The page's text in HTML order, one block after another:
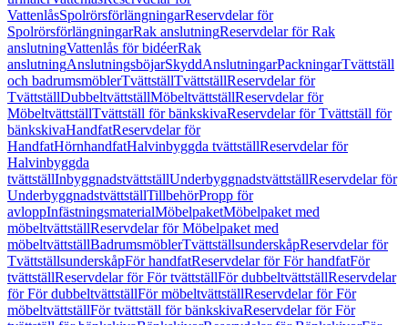
VattenlåsSpolrörsförlängningarReservdelar för
SpolrörsförlängningarRak anslutningReservdelar för Rak
anslutningVattenlås för bidéerRak
anslutningAnslutningsböjarSkyddAnslutningarPackningarTvättställ
och badrumsmöblerTvättställTvättställReservdelar för
TvättställDubbeltvättställMöbeltvättställReservdelar för
MöbeltvättställTvättställ för bänkskivaReservdelar för Tvättställ för
bänkskivaHandfatReservdelar för
HandfatHörnhandfatHalvinbyggda tvättställReservdelar för
Halvinbyggda
tvättställInbyggnadstvättställUnderbyggnadstvättställReservdelar för
UnderbyggnadstvättställTillbehörPropp för
avloppInfästningsmaterialMöbelpaketMöbelpaket med
möbeltvättställReservdelar för Möbelpaket med
möbeltvättställBadrumsmöblerTvättställsunderskåpReservdelar för
TvättställsunderskåpFör handfatReservdelar för För handfatFör
tvättställReservdelar för För tvättställFör dubbeltvättställReservdelar
för För dubbeltvättställFör möbeltvättställReservdelar för För
möbeltvättställFör tvättställ för bänkskivaReservdelar för För